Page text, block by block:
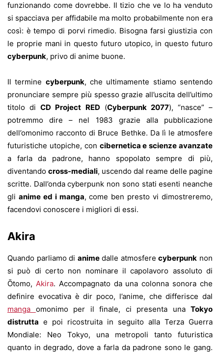
funzionando come dovrebbe. Il tizio che ve lo ha venduto
si spacciava per affidabile ma molto probabilmente non era
così: è tempo di porvi rimedio. Bisogna farsi giustizia con
le proprie mani in questo futuro utopico, in questo futuro
cyberpunk, privo di anime buone.
Il termine cyberpunk, che ultimamente stiamo sentendo
pronunciare sempre più spesso grazie all’uscita dell’ultimo
titolo diCD Project RED(Cyberpunk 2077), “nasce” –
potremmo dire – nel 1983 grazie alla pubblicazione
dell’omonimo racconto di Bruce Bethke. Da lì le atmosfere
futuristiche utopiche, con cibernetica e scienze avanzate
a farla da padrone, hanno spopolato sempre di più,
diventando cross-mediali, uscendo dal reame delle pagine
scritte. Dall’onda cyberpunk non sono stati esenti neanche
gli anime ed i manga, come ben presto vi dimostreremo,
facendovi conoscere i migliori di essi.
Akira
Quando parliamo di animedalle atmosferecyberpunk non
si può di certo non nominare il capolavoro assoluto di
Ōtomo, Akira. Accompagnato da una colonna sonora che
definire evocativa è dir poco, l’anime, che differisce dal
manga omonimo per il finale, ci presenta una Tokyo
distrutta e poi ricostruita in seguito alla Terza Guerra
Mondiale: Neo Tokyo, una metropoli tanto futuristica
quanto in degrado, dove a farla da padrone sono le gang.